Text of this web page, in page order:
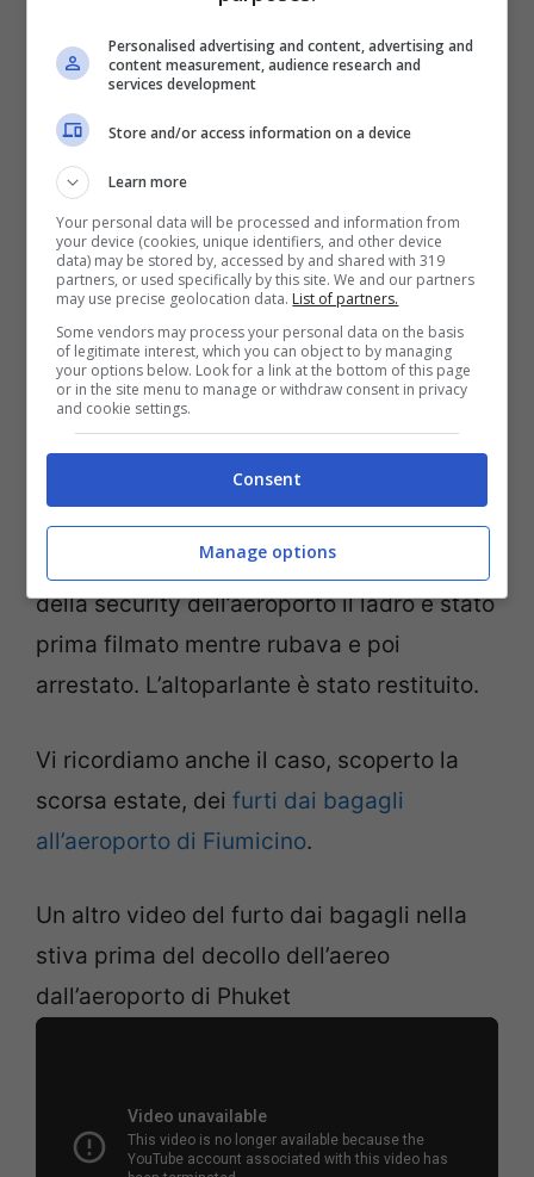
mostra mentre è intento a rovistare in un
borsone e prendere un altoparlante
bluetooth.
Il ladro lavorava per un’agenzia incaricata
dello spostamento dei bagagli dei
passeggeri nell’aeroporto di Phuket.
L’episodio risale allo scorso 10 ottobre e
l’addetto avrebbe dovuto caricare i
bagagli su un volo in partenza per
Singapore. È quello che ha fatto, salvo poi
mettersi a rubare dalle valigie una volta a
bordo dell’aereo. Il suo, però, è stato solo
un furto tentato. Grazie alla prontezza
della security dell’aeroporto il ladro è stato
prima filmato mentre rubava e poi
arrestato. L’altoparlante è stato restituito.
Vi ricordiamo anche il caso, scoperto la
scorsa estate, dei furti dai bagagli
all’aeroporto di Fiumicino.
Un altro video del furto dai bagagli nella
stiva prima del decollo dell’aereo
dall’aeroporto di Phuket
Personalised advertising and content, advertising and
content measurement, audience research and
services development
Store and/or access information on a device
Learn more
Your personal data will be processed and information from
your device (cookies, unique identifiers, and other device
data) may be stored by, accessed by and shared with 319
partners, or used specifically by this site. We and our partners
may use precise geolocation data. List of partners.
Some vendors may process your personal data on the basis
of legitimate interest, which you can object to by managing
your options below. Look for a link at the bottom of this page
or in the site menu to manage or withdraw consent in privacy
and cookie settings.
Consent
Manage options